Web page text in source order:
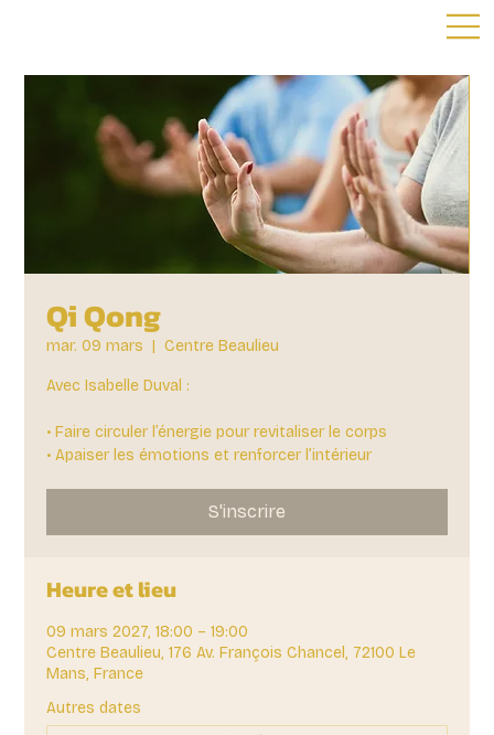
Qi Qong
mar. 09 mars
  |
Centre Beaulieu
Avec Isabelle Duval :
• Faire circuler l’énergie pour revitaliser le corps
• Apaiser les émotions et renforcer l’intérieur
S'inscrire
Heure et lieu
09 mars 2027, 18:00 – 19:00
Centre Beaulieu, 176 Av. François Chancel, 72100 Le
Mans, France
Autres dates